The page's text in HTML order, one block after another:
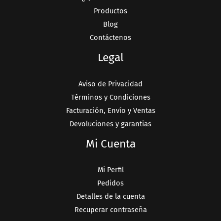
Productos
Blog
Contáctenos
Legal
Aviso de Privacidad
Términos y Condiciones
Facturación, Envío y Ventas
Devoluciones y garantias
Mi Cuenta
Mi Perfil
Pedidos
Detalles de la cuenta
Recuperar contraseña